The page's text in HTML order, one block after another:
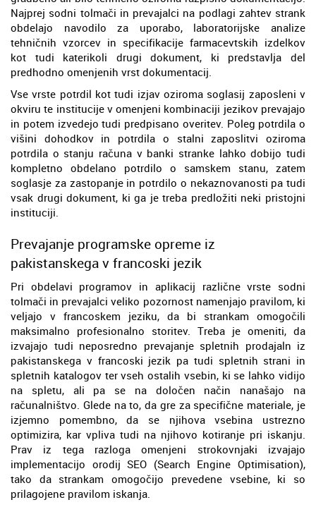
Najprej sodni tolmači in prevajalci na podlagi zahtev strank
obdelajo navodilo za uporabo, laboratorijske analize
tehničnih vzorcev in specifikacije farmacevtskih izdelkov
kot tudi katerikoli drugi dokument, ki predstavlja del
predhodno omenjenih vrst dokumentacij.
Vse vrste potrdil kot tudi izjav oziroma soglasij zaposleni v
okviru te institucije v omenjeni kombinaciji jezikov prevajajo
in potem izvedejo tudi predpisano overitev. Poleg potrdila o
višini dohodkov in potrdila o stalni zaposlitvi oziroma
potrdila o stanju računa v banki stranke lahko dobijo tudi
kompletno obdelano potrdilo o samskem stanu, zatem
soglasje za zastopanje in potrdilo o nekaznovanosti pa tudi
vsak drugi dokument, ki ga je treba predložiti neki pristojni
instituciji.
Prevajanje programske opreme iz
pakistanskega v francoski jezik
Pri obdelavi programov in aplikacij različne vrste sodni
tolmači in prevajalci veliko pozornost namenjajo pravilom, ki
veljajo v francoskem jeziku, da bi strankam omogočili
maksimalno profesionalno storitev. Treba je omeniti, da
izvajajo tudi neposredno prevajanje spletnih prodajaln iz
pakistanskega v francoski jezik pa tudi spletnih strani in
spletnih katalogov ter vseh ostalih vsebin, ki se lahko vidijo
na spletu, ali pa se na določen način nanašajo na
računalništvo. Glede na to, da gre za specifične materiale, je
izjemno pomembno, da se njihova vsebina ustrezno
optimizira, kar vpliva tudi na njihovo kotiranje pri iskanju.
Prav iz tega razloga omenjeni strokovnjaki izvajajo
implementacijo orodij SEO (Search Engine Optimisation),
tako da strankam omogočijo prevedene vsebine, ki so
prilagojene pravilom iskanja.